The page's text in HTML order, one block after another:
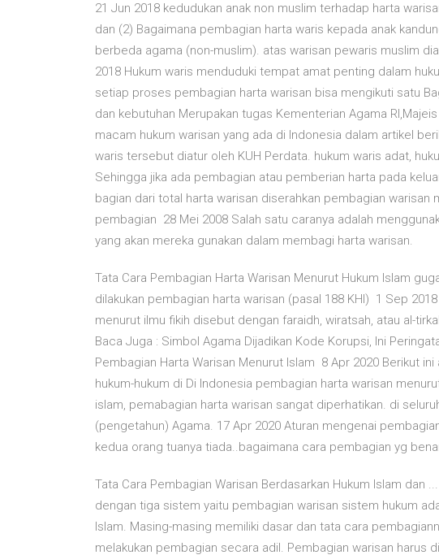
21 Jun 2018 kedudukan anak non muslim terhadap harta
dan (2) Bagaimana pembagian harta waris kepada anak
berbeda agama (non-muslim). atas warisan pewaris muslim
2018 Hukum waris menduduki tempat amat penting dalam
setiap proses pembagian harta warisan bisa mengikuti satu
dan kebutuhan Merupakan tugas Kementerian Agama
macam hukum warisan yang ada di Indonesia dalam artikel
waris tersebut diatur oleh KUH Perdata. hukum waris adat,
Sehingga jika ada pembagian atau pemberian harta pada
bagian dari total harta warisan diserahkan pembagian warisan
pembagian 28 Mei 2008 Salah satu caranya adalah
yang akan mereka gunakan dalam membagi harta warisan.
Tata Cara Pembagian Harta Warisan Menurut Hukum Islam
dilakukan pembagian harta warisan (pasal 188 KHI) 1 Sep
menurut ilmu fikih disebut dengan faraidh, wiratsah, atau al-
Baca Juga : Simbol Agama Dijadikan Kode Korupsi, Ini
Pembagian Harta Warisan Menurut Islam 8 Apr 2020 Berikut
hukum-hukum di Di Indonesia pembagian harta warisan
islam, pemabagian harta warisan sangat diperhatikan. di
(pengetahun) Agama. 17 Apr 2020 Aturan mengenai
kedua orang tuanya tiada..bagaimana cara pembagian yg
Tata Cara Pembagian Warisan Berdasarkan Hukum Islam dan
dengan tiga sistem yaitu pembagian warisan sistem hukum
Islam. Masing-masing memiliki dasar dan tata cara
melakukan pembagian secara adil. Pembagian warisan harus